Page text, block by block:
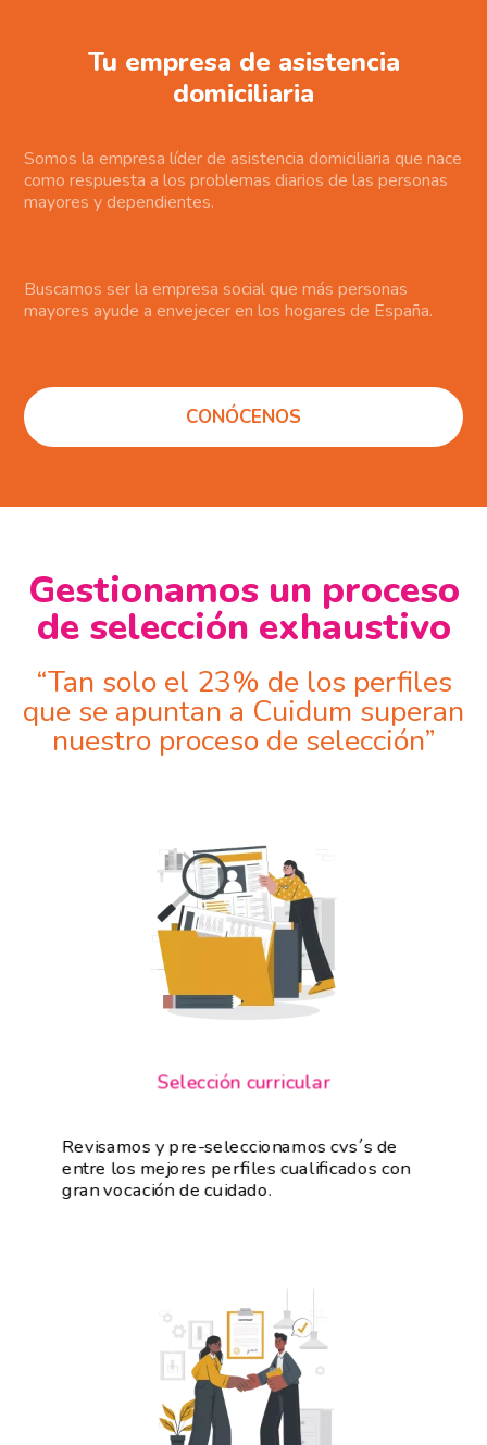
Tu empresa de asistencia
domiciliaria
Somos la empresa líder de asistencia domiciliaria que nace
como respuesta a los problemas diarios de las personas
mayores y dependientes.
Buscamos ser la empresa social que más personas
mayores ayude a envejecer en los hogares de España.
CONÓCENOS
Gestionamos un proceso
de selección exhaustivo
“Tan solo el 23% de los perfiles
que se apuntan a Cuidum superan
nuestro proceso de selección”
Selección curricular
Revisamos y pre-seleccionamos cvs´s de
entre los mejores perfiles cualificados con
gran vocación de cuidado.